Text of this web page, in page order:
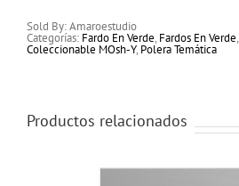
Sold By: Amaroestudio
Categorías: Fardo En Verde, Fardos En Verde,
Coleccionable MOsh-Y, Polera Temática
Productos relacionados